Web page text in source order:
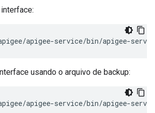
apigee-service/bin/apigee-
usando o arquivo de backup:
apigee-service/bin/apigee-